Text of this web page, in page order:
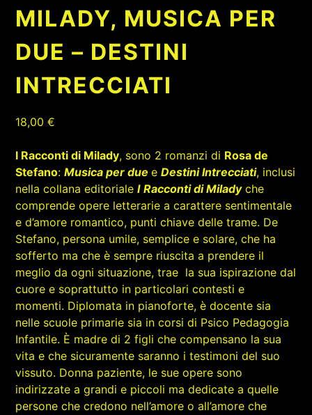
MILADY, MUSICA PER
DUE – DESTINI
INTRECCIATI
18,00€
I Racconti di Milady, sono 2 romanzi di Rosa de
Stefano:Musica per dueeDestini Intrecciati, inclusi
nella collana editorialeI Racconti di Miladyche
comprende opere letterarie a carattere sentimentale
e d’amore romantico, punti chiave delle trame. De
Stefano, persona umile, semplice e solare, che ha
sofferto ma che è sempre riuscita a prendere il
meglio da ogni situazione, trae la sua ispirazione dal
cuore e soprattutto in particolari contesti e
momenti. Diplomata in pianoforte, è docente sia
nelle scuole primarie sia in corsi di Psico Pedagogia
Infantile. È madre di 2 figli che compensano la sua
vita e che sicuramente saranno i testimoni del suo
vissuto. Donna paziente, le sue opere sono
indirizzate a grandi e piccoli ma dedicate a quelle
persone che credono nell’amore o all’amore che